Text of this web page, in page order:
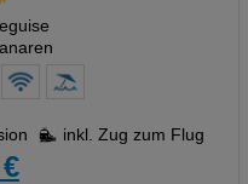
inkl. Zug zum Flug